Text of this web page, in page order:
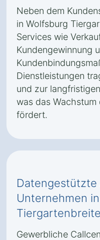
Neben dem
in Wolfsburg
Services wie
Kundengewinnung
Dienstleistungen
und zur
was das Wachstum
fördert.
Datengestützte
Unternehmen
Tiergartenbreite
Gewerbliche